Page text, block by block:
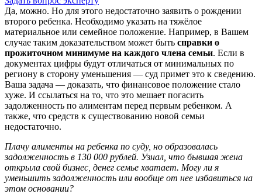
Да, можно. Но для этого недостаточно заявить о рождении
второго ребенка. Необходимо указать на тяжёлое
материальное или семейное положение. Например, в Вашем
случае таким доказательством может быть справки о
прожиточном минимуме на каждого члена семьи. Если в
документах цифры будут отличаться от минимальных по
региону в сторону уменьшения — суд примет это к сведению.
Ваша задача — доказать, что финансовое положение стало
хуже. И ссылаться на то, что это мешает погасить
задолженность по алиментам перед первым ребенком. А
также, что средств к существованию новой семьи
недостаточно.
Плачу алименты на ребенка по суду, но образовалась
задолженность в 130 000 рублей. Узнал, что бывшая жена
открыла свой бизнес, денег семье хватает. Могу ли я
уменьшить задолженность или вообще от нее избавиться на
этом основании?